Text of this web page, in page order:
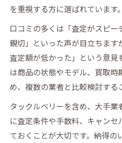
を重視する方に選ばれています。
口コミの多くは「査定がスピー
親切」といった声が目立ちます
査定額が低かった」という意見
は商品の状態やモデル、買取時
め、複数の業者と比較検討する
タックルベリーを含め、大手
に査定条件や手数料、キャンセ
ておくことが大切です。納得の